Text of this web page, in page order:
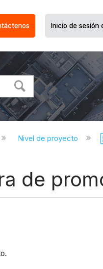
Inicio de sesión
Nivel de proyecto
de